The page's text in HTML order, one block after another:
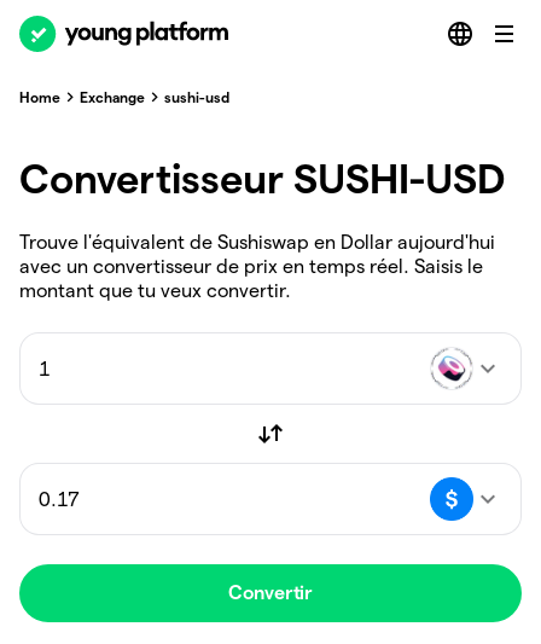
Home Exchange sushi-usd
Convertisseur SUSHI-USD
Trouve l'équivalent de Sushiswap en Dollar aujourd'hui
avec un convertisseur de prix en temps réel. Saisis le
montant que tu veux convertir.
Convertir